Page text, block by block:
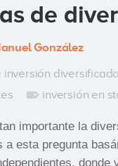
de
González
inversión diversificada
inversión en
importante la
a esta pregunta
donde